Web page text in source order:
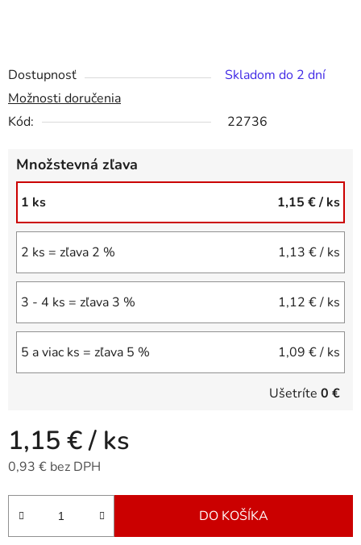
Dostupnosť
Skladom do 2 dní
Možnosti doručenia
Kód:
22736
Množstevná zľava
1 ks 1,15 €/ ks
2 ks = zľava 2 % 1,13 €/ ks
3 - 4 ks = zľava 3 % 1,12 €/ ks
5 a viac ks = zľava 5 % 1,09 €/ ks
Ušetríte 0 €
1,15 €/ ks
0,93 € bez DPH
Jednotková cena:
DO KOŠÍKA